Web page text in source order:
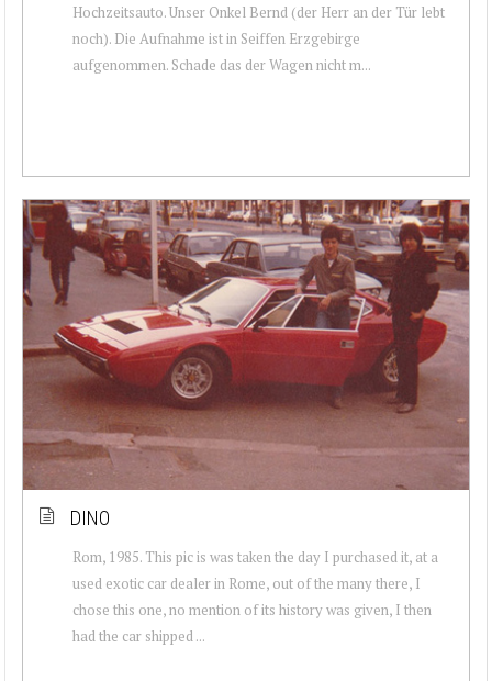
Hochzeitsauto. Unser Onkel Bernd (der Herr an der Tür lebt
noch). Die Aufnahme ist in Seiffen Erzgebirge
aufgenommen. Schade das der Wagen nicht m...
DINO
Rom, 1985. This pic is was taken the day I purchased it, at a
used exotic car dealer in Rome, out of the many there, I
chose this one, no mention of its history was given, I then
had the car shipped ...